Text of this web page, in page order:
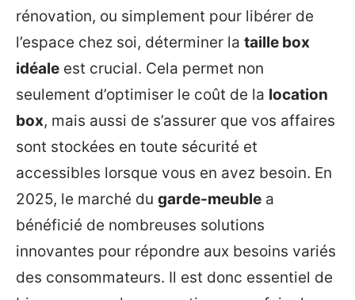
rénovation, ou simplement pour libérer de
l’espace chez soi, déterminer la taille box
idéale est crucial. Cela permet non
seulement d’optimiser le coût de la location
box, mais aussi de s’assurer que vos affaires
sont stockées en toute sécurité et
accessibles lorsque vous en avez besoin. En
2025, le marché du garde-meuble a
bénéficié de nombreuses solutions
innovantes pour répondre aux besoins variés
des consommateurs. Il est donc essentiel de